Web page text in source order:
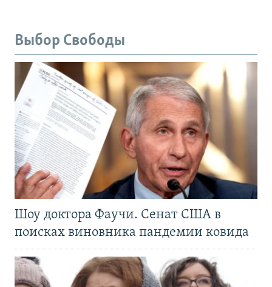
Выбор Свободы
Шоу доктора Фаучи. Сенат США в
поисках виновника пандемии ковида